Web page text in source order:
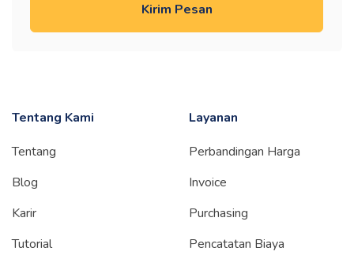
Kirim Pesan
Tentang Kami
Tentang
Blog
Karir
Tutorial
Layanan
Perbandingan Harga
Invoice
Purchasing
Pencatatan Biaya